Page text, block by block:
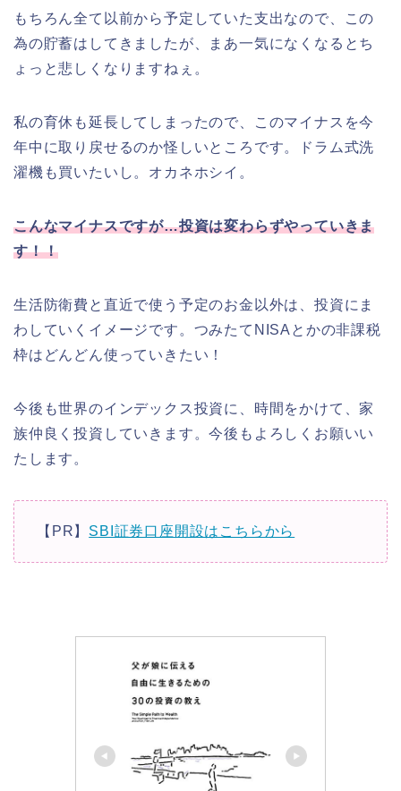
もちろん全て以前から予定していた支出なので、この
為の貯蓄はしてきましたが、まあ一気になくなるとち
ょっと悲しくなりますねぇ。
私の育休も延長してしまったので、このマイナスを今
年中に取り戻せるのか怪しいところです。ドラム式洗
濯機も買いたいし。オカネホシイ。
こんなマイナスですが…投資は変わらずやっていきま
す！！
生活防衛費と直近で使う予定のお金以外は、投資にま
わしていくイメージです。つみたてNISAとかの非課税
枠はどんどん使っていきたい！
今後も世界のインデックス投資に、時間をかけて、家
族仲良く投資していきます。今後もよろしくお願いい
たします。
【PR】 SBI証券口座開設はこちらから